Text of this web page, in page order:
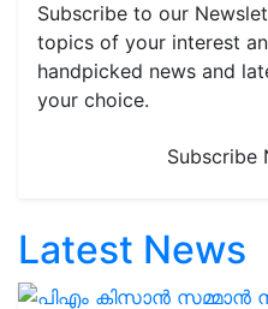
Subscribe to our
topics of your interest
handpicked news and
your choice.
Subscribe
Latest News